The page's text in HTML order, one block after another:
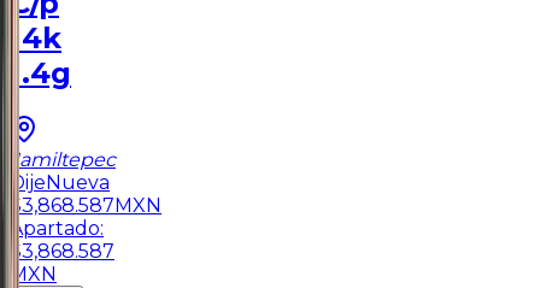
14k
1.4g
Jamiltepec
Dije Nueva
$3,868.587 MXN
Apartado:
$3,868.587
MXN